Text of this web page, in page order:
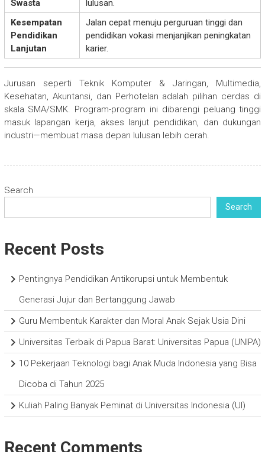
Swasta
lulusan.
Kesempatan
Pendidikan
Lanjutan
Jalan cepat menuju perguruan tinggi dan
pendidikan vokasi menjanjikan peningkatan
karier.
Jurusan seperti Teknik Komputer & Jaringan, Multimedia,
Kesehatan, Akuntansi, dan Perhotelan adalah pilihan cerdas di
skala SMA/SMK. Program-program ini dibarengi peluang tinggi
masuk lapangan kerja, akses lanjut pendidikan, dan dukungan
industri—membuat masa depan lulusan lebih cerah.
Search
Search
Recent Posts
Pentingnya Pendidikan Antikorupsi untuk Membentuk
Generasi Jujur dan Bertanggung Jawab
Guru Membentuk Karakter dan Moral Anak Sejak Usia Dini
Universitas Terbaik di Papua Barat: Universitas Papua (UNIPA)
10 Pekerjaan Teknologi bagi Anak Muda Indonesia yang Bisa
Dicoba di Tahun 2025
Kuliah Paling Banyak Peminat di Universitas Indonesia (UI)
Recent Comments